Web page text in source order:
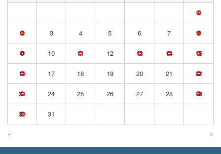
1
2 3 4 5 6 7 8
9 10 11 12 13 14 15
16 17 18 19 20 21 22
23 24 25 26 27 28 29
30 31
« »